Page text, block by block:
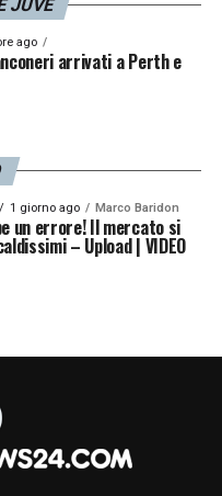
JUVE
ago
arrivati a Perth e
1 giorno ago Marco Baridon
un errore! Il mercato si
– Upload | VIDEO